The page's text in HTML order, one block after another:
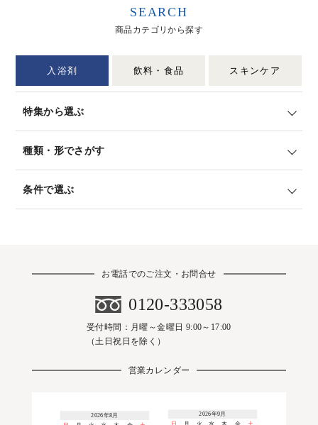
SEARCH
商品カテゴリから探す
入浴剤 飲料・食品 スキンケア
特集から選ぶ
種類・形でさがす
条件で選ぶ
お電話でのご注文・お問合せ
0120-333058
受付時間：月曜～金曜日 9:00～17:00
（土日祝日を除く）
営業カレンダー
2026年8月
2026年9月
日 月 火 水 木 金 土